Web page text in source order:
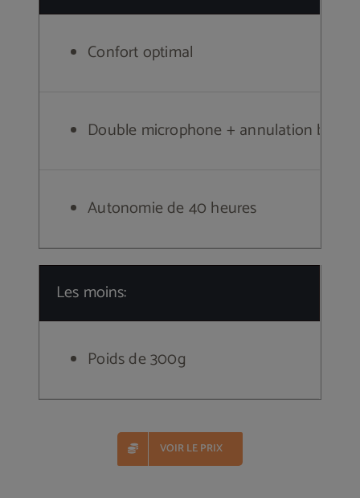
Confort optimal
Double microphone + annulation bruit
Autonomie de 40 heures
Les moins:
Poids de 300g
VOIR LE PRIX